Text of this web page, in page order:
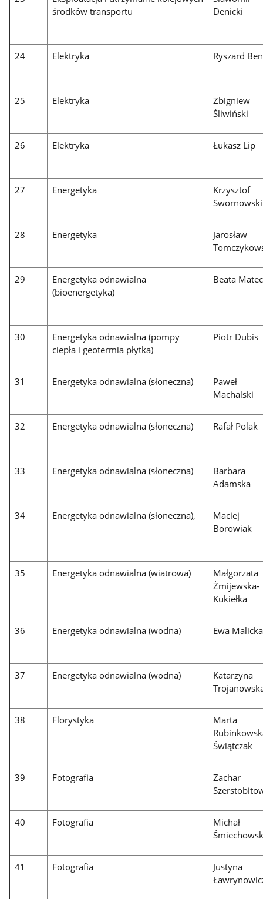
środków transportu
Denicki
24 Elektryka Ryszard
25 Elektryka
Zbigniew
Śliwiński
26 Elektryka Łukasz Lip
27 Energetyka
Krzysztof
Swornowski
28 Energetyka
Jarosław
29
Energetyka odnawialna
(bioenergetyka)
Beata
30
Energetyka odnawialna (pompy
ciepła i geotermia płytka)
Piotr Dubis
31 Energetyka odnawialna (słoneczna)
Paweł
Machalski
32 Energetyka odnawialna (słoneczna) Rafał Polak
33 Energetyka odnawialna (słoneczna)
Barbara
Adamska
34 Energetyka odnawialna (słoneczna),
Maciej
Borowiak
35 Energetyka odnawialna (wiatrowa)
Małgorzata
Żmijewska-
Kukiełka
36 Energetyka odnawialna (wodna) Ewa Malicka
37 Energetyka odnawialna (wodna)
Katarzyna
38 Florystyka
Marta
Świątczak
39 Fotografia
Zachar
40 Fotografia
Michał
41 Fotografia
Justyna